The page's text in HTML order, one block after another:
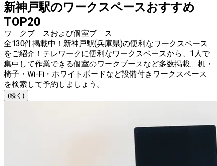
新神戸駅のワークスペースおすすめ
TOP20
ワークブースおよび個室ブース
全130件掲載中！新神戸駅(兵庫県)の便利なワークスペース
をご紹介！テレワークに便利なワークスペースから、1人で
集中して作業できる個室のワークブースなど多数掲載。机・
椅子・Wi-Fi・ホワイトボードなど設備付きワークスペース
を検索して予約しましょう。
(続く)